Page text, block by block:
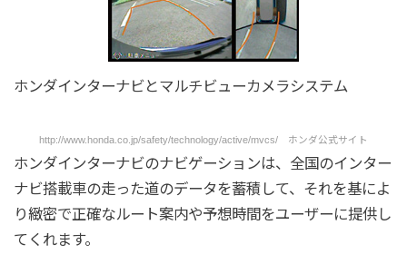
ホンダインターナビとマルチビューカメラシステム
http://www.honda.co.jp/safety/technology/active/mvcs/ ホンダ公式サイト
ホンダインターナビのナビゲーションは、全国のインター
ナビ搭載車の走った道のデータを蓄積して、それを基によ
り緻密で正確なルート案内や予想時間をユーザーに提供し
てくれます。